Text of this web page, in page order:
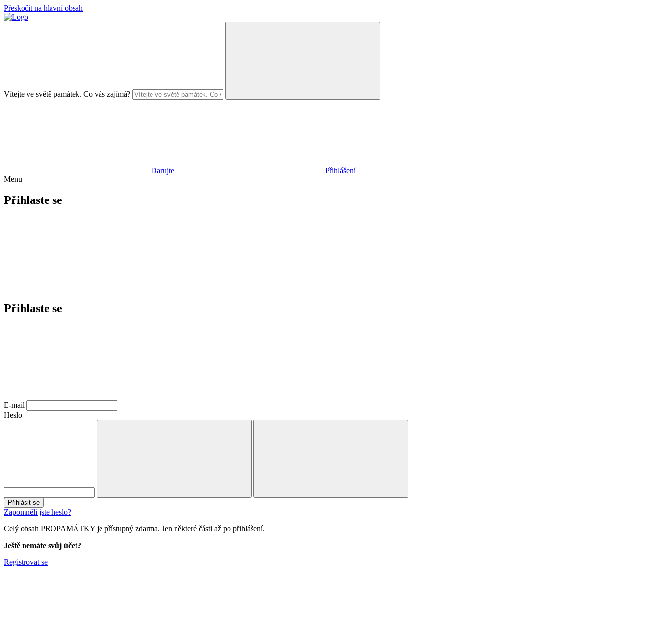
Přeskočit na hlavní obsah
Vítejte ve světě památek. Co vás zajímá?
Darujte
Přihlášení
Menu
Přihlaste se
Přihlaste se
E-mail
Heslo
Přihlásit se
Zapomněli jste heslo?
Celý obsah PROPAMÁTKY je přístupný zdarma. Jen některé části až po přihlášení.
Ještě nemáte svůj účet?
Registrovat se